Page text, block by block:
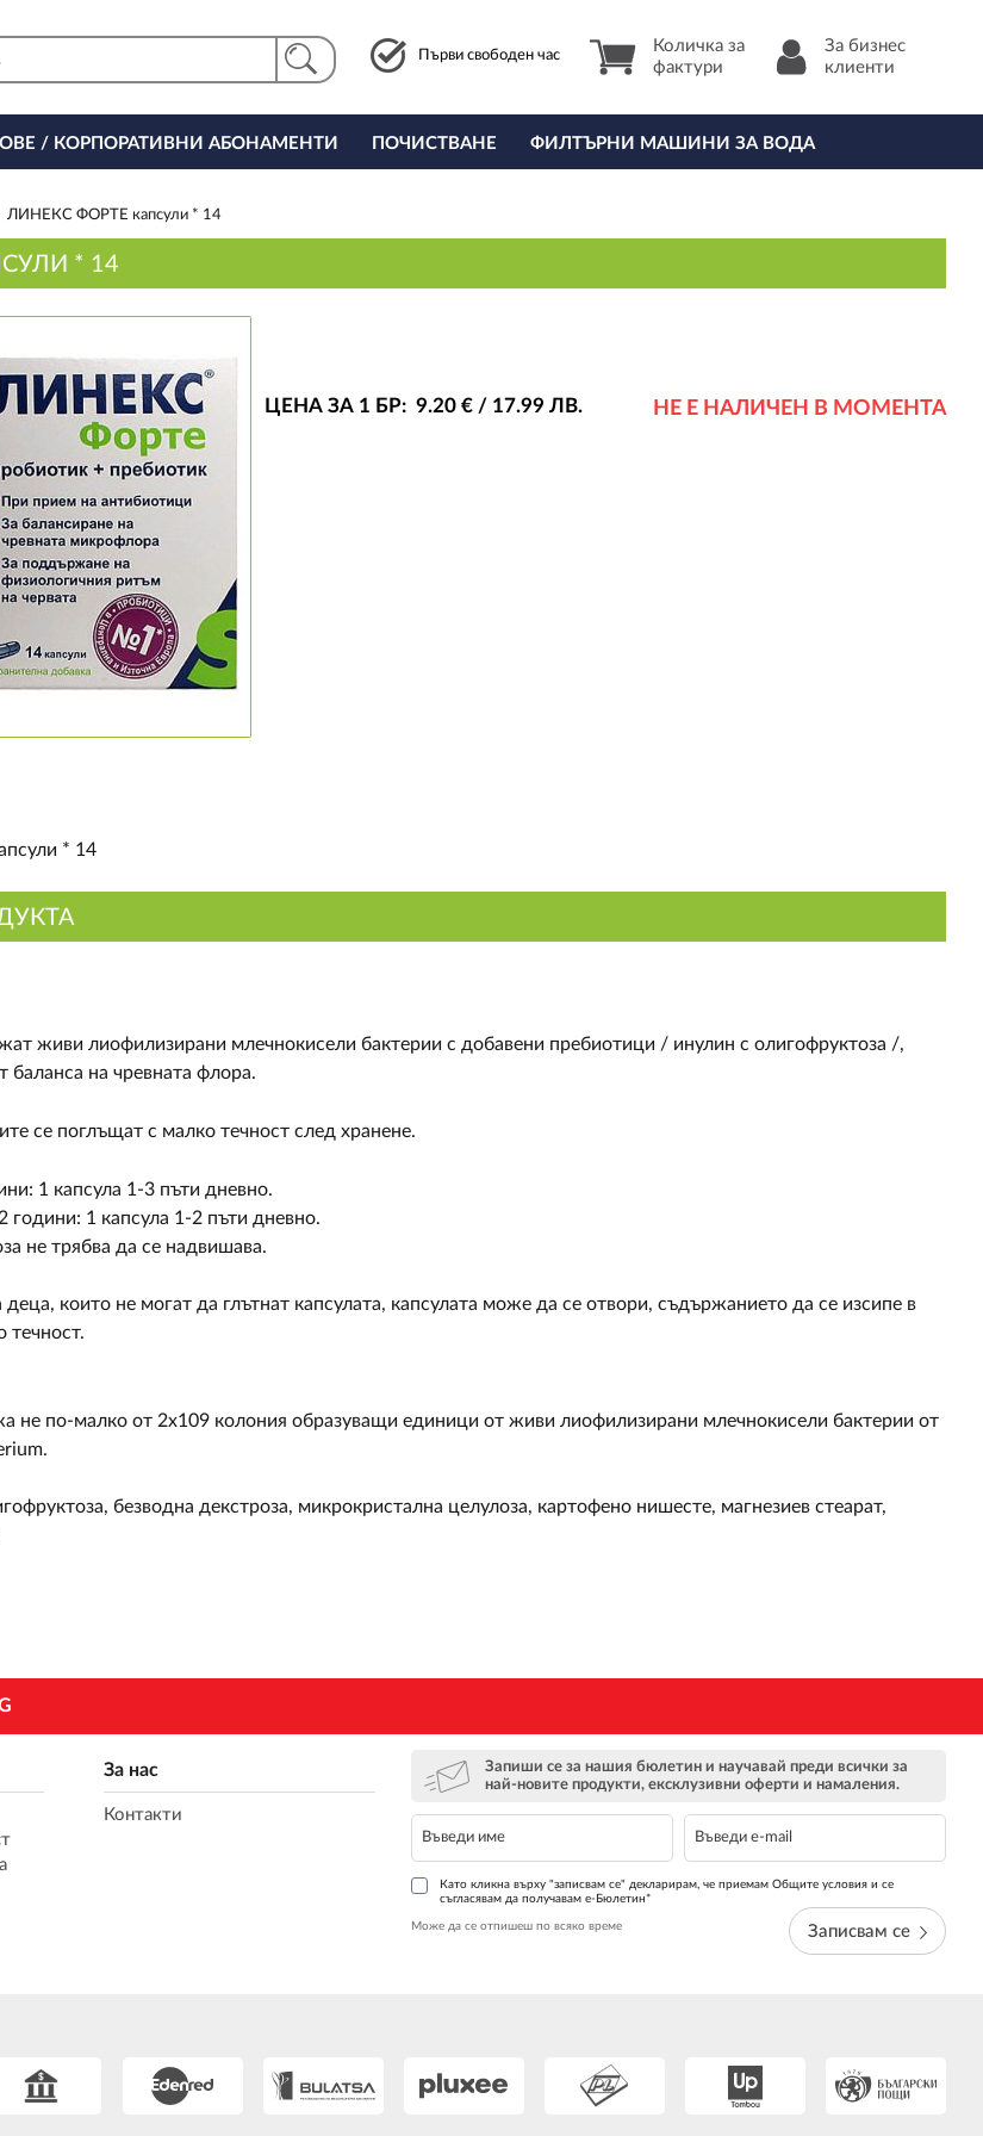
Първи свободен час
Количка за
фактури
За бизнес
клиенти
/ КОРПОРАТИВНИ АБОНАМЕНТИ ПОЧИСТВАНЕ ФИЛТЪРНИ МАШИНИ ЗА ВОДА
ЛИНЕКС ФОРТЕ капсули * 14
* 14
ЦЕНА ЗА 1 БР: 9.20€ / 17.99 ЛВ. НЕ Е НАЛИЧЕН В МОМЕНТА
* 14
живи лиофилизирани млечнокисели бактерии с добавени пребиотици / инулин с олигофруктоза /,
баланса на чревната флора.
се поглъщат с малко течност след хранене.
1 капсула 1-3 пъти дневно.
1 капсула 1-2 пъти дневно.
не трябва да се надвишава.
деца, които не могат да глътнат капсулата, капсулата може да се отвори, съдържанието да се изсипе в
течност.
не по-малко от 2x109 колония образуващи единици от живи лиофилизирани млечнокисели бактерии от
безводна декстроза, микрокристална целулоза, картофено нишесте, магнезиев стеарат,
За нас
Контакти
Запиши се за нашия бюлетин и научавай преди всички за
най-новите продукти, ексклузивни оферти и намаления.
Като кликна върху "записвам се" декларирам, че приемам Общите условия и се
съгласявам да получавам е-Бюлетин*
Може да се отпишеш по всяко време Записвам се